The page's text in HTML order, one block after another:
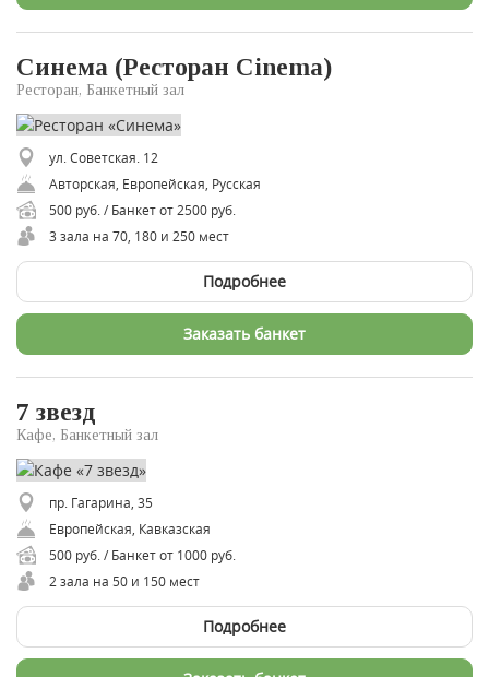
Синема (Ресторан Cinema)
Ресторан, Банкетный зал
ул. Советская. 12
Авторская, Европейская, Русская
500 руб. / Банкет от 2500 руб.
3 зала на 70, 180 и 250 мест
Подробнее
Заказать банкет
7 звезд
Кафе, Банкетный зал
пр. Гагарина, 35
Европейская, Кавказская
500 руб. / Банкет от 1000 руб.
2 зала на 50 и 150 мест
Подробнее